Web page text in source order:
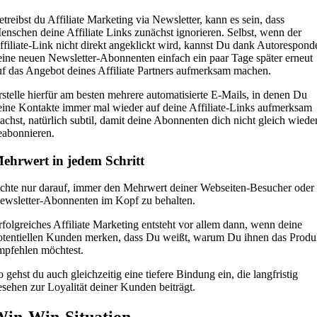
du Affiliate Marketing via Newsletter, kann es sein, dass
deine Affiliate Links zunächst ignorieren. Selbst, wenn der
Link nicht direkt angeklickt wird, kannst Du dank
neuen Newsletter-Abonnenten einfach ein paar Tage später erneut
das Angebot deines Affiliate Partners aufmerksam machen.
hierfür am besten mehrere automatisierte E-Mails, in denen Du
Kontakte immer mal wieder auf deine Affiliate-Links aufmerksam
natürlich subtil, damit deine Abonnenten dich nicht gleich
in jedem Schritt
nur darauf, immer den Mehrwert deiner Webseiten-Besucher oder
Abonnenten im Kopf zu behalten.
Affiliate Marketing entsteht vor allem dann, wenn deine
Kunden merken, dass Du weißt, warum Du ihnen das
möchtest.
gehst du auch gleichzeitig eine tiefere Bindung ein, die langfristig
zur Loyalität deiner Kunden beiträgt.